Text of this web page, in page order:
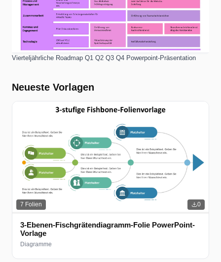
Vierteljährliche Roadmap Q1 Q2 Q3 Q4 Powerpoint-Präsentation
Neueste Vorlagen
7 Folien 0
3-Ebenen-Fischgrätendiagramm-Folie PowerPoint-
Vorlage
Diagramme